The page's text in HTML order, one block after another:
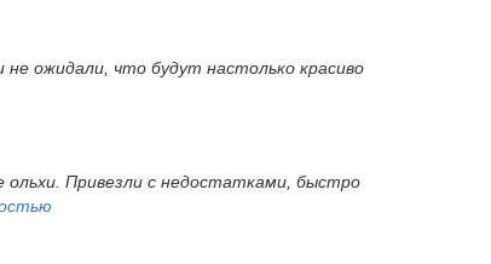
не ожидали, что будут настолько красиво
ольхи. Привезли с недостатками, быстро